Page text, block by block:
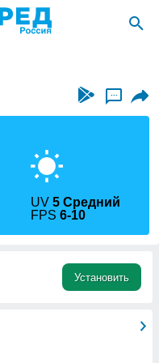
...
UV5 Средний
FPS6-10
Установить